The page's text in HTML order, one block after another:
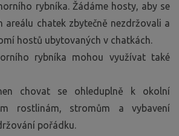
rybníka. Žádáme hosty, aby se
areálu chatek zbytečně nezdržovali a
hostů ubytovaných v chatkách.
rybníka mohou využívat také
chovat se ohleduplně k okolní
rostlinám, stromům a vybavení
pořádku.